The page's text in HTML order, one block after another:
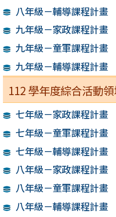
八年級－輔導課程計畫
九年級－家政課程計畫
九年級－童軍課程計畫
九年級－輔導課程計畫
112 學年度綜合活動
七年級－家政課程計畫
七年級－童軍課程計畫
七年級－輔導課程計畫
八年級－家政課程計畫
八年級－童軍課程計畫
八年級－輔導課程計畫